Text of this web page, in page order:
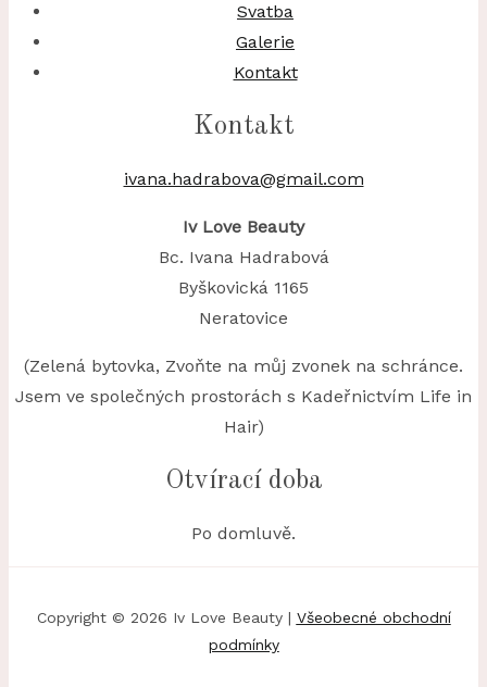
Svatba
Galerie
Kontakt
Kontakt
ivana.hadrabova@gmail.com
Iv Love Beauty
Bc. Ivana Hadrabová
Byškovická 1165
Neratovice
(Zelená bytovka, Zvoňte na můj zvonek na schránce.
Jsem ve společných prostorách s Kadeřnictvím Life in
Hair)
Otvírací doba
Po domluvě.
Copyright © 2026 Iv Love Beauty | Všeobecné obchodní
podmínky